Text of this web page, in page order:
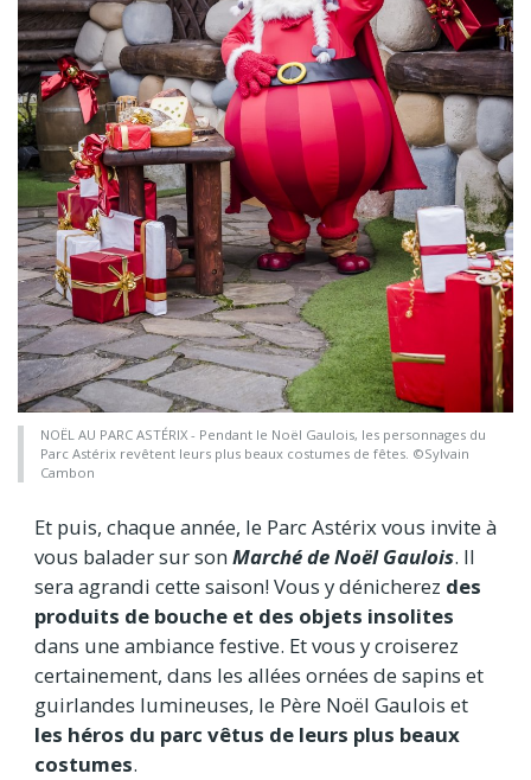
NOËL AU PARC ASTÉRIX - Pendant le Noël Gaulois, les personnages du
Parc Astérix revêtent leurs plus beaux costumes de fêtes. ©Sylvain
Cambon
Et puis, chaque année, le Parc Astérix vous invite à
vous balader sur sonMarché de Noël Gaulois. Il
sera agrandi cette saison! Vous y dénicherez des
produits de bouche et des objets insolites
dans une ambiance festive. Et vous y croiserez
certainement, dans les allées ornées de sapins et
guirlandes lumineuses, le Père Noël Gaulois et
les héros du parc vêtus de leurs plus beaux
costumes.